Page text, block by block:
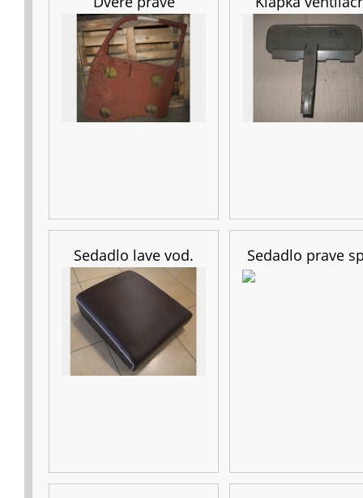
Sedadlo lave vod. Sedadlo prave